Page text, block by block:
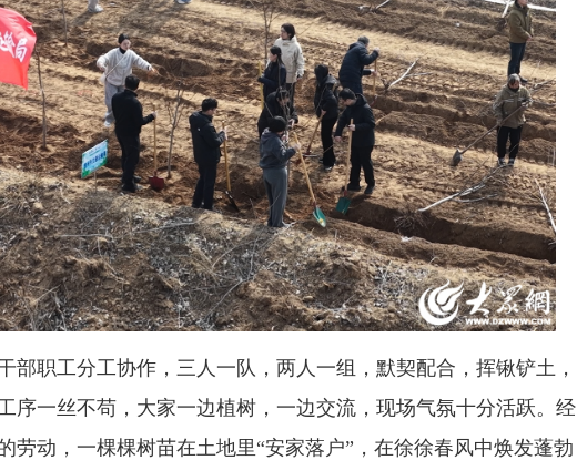
职工分工协作，三人一队，两人一组，默契配合，挥锹铲土，
序一丝不苟，大家一边植树，一边交流，现场气氛十分活跃。经
劳动，一棵棵树苗在土地里“安家落户”，在徐徐春风中焕发蓬勃